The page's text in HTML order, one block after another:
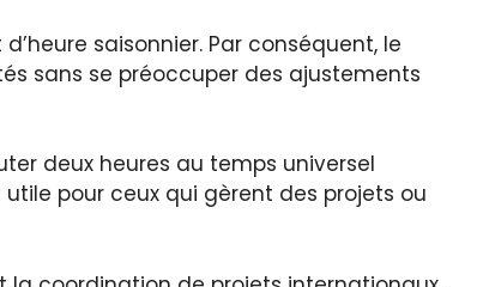
saisonnier. Par conséquent, le
sans se préoccuper des ajustements
deux heures au temps universel
pour ceux qui gèrent des projets ou